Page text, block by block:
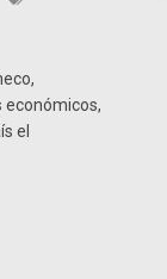
económicos,
el